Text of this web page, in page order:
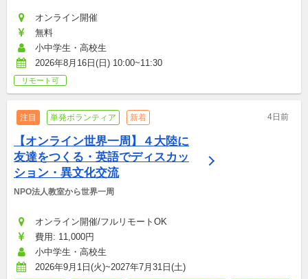
オンライン開催
無料
小中学生・高校生
2026年8月16日(日) 10:00~11:30
リモート可
注目 単発ボランティア 新着 4日前
【オンライン世界一周】４大陸に
友達をつくる・英語でディスカッ
ション・異文化交流
NPO法人教室から世界一周
オンライン開催/フルリモートOK
費用: 11,000円
小中学生・高校生
2026年9月1日(火)~2027年7月31日(土)